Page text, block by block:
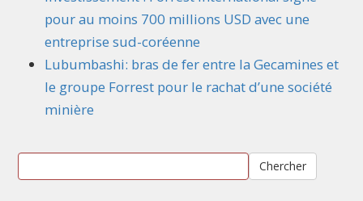
pour au moins 700 millions USD avec une
entreprise sud-coréenne
Lubumbashi: bras de fer entre la Gecamines et
le groupe Forrest pour le rachat d’une société
minière
Chercher